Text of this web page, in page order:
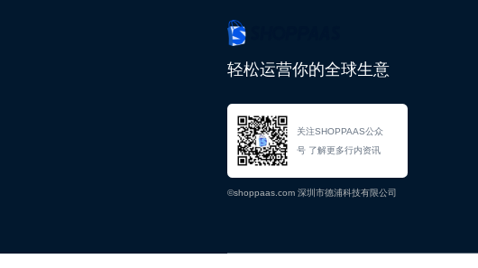
轻松运营你的全球生意
关注SHOPPAAS公众
号 了解更多行内资讯
©shoppaas.com 深圳市德浦科技有限公司